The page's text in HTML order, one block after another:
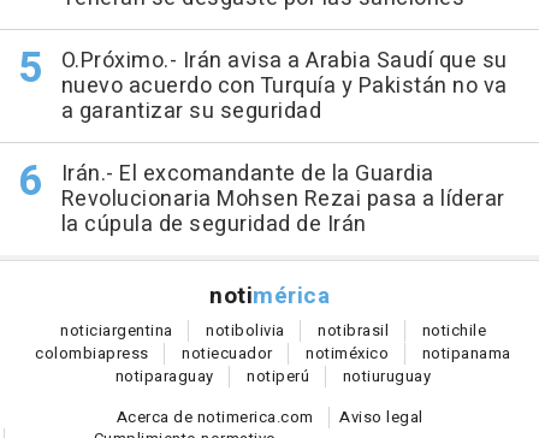
O.Próximo.- Irán avisa a Arabia Saudí que su
nuevo acuerdo con Turquía y Pakistán no va
a garantizar su seguridad
Irán.- El excomandante de la Guardia
Revolucionaria Mohsen Rezai pasa a líderar
la cúpula de seguridad de Irán
notimérica
noticiargentina notibolivia notibrasil notichile
colombiapress notiecuador notiméxico notipanama
notiparaguay notiperú notiuruguay
Acerca de notimerica.com
Aviso legal